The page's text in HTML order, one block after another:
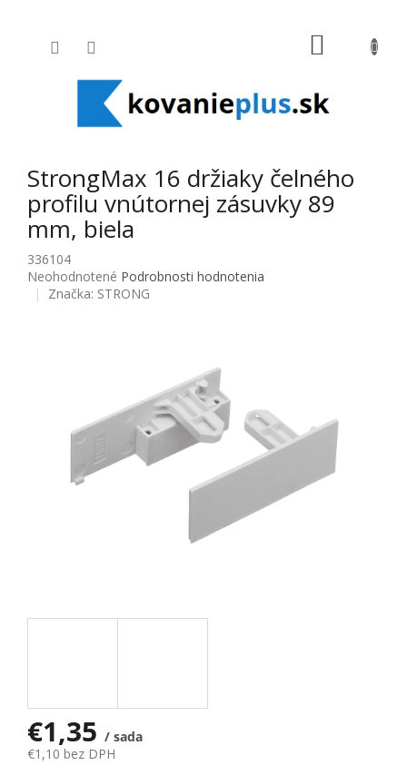
StrongMax 16 držiaky čelného
profilu vnútornej zásuvky 89
mm, biela
336104
Priemerné hodnotenie produktu je 0,0 z 5 hviezdičiek.
Neohodnotené Podrobnosti hodnotenia
Značka: STRONG
€1,35 / sada
€1,10 bez DPH